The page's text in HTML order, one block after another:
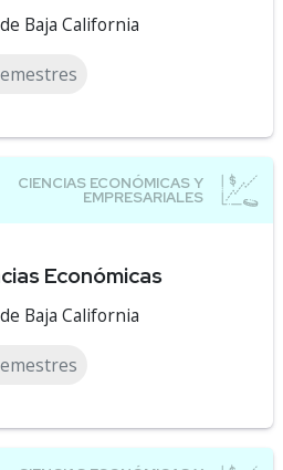
Baja California
Económicas
Baja California